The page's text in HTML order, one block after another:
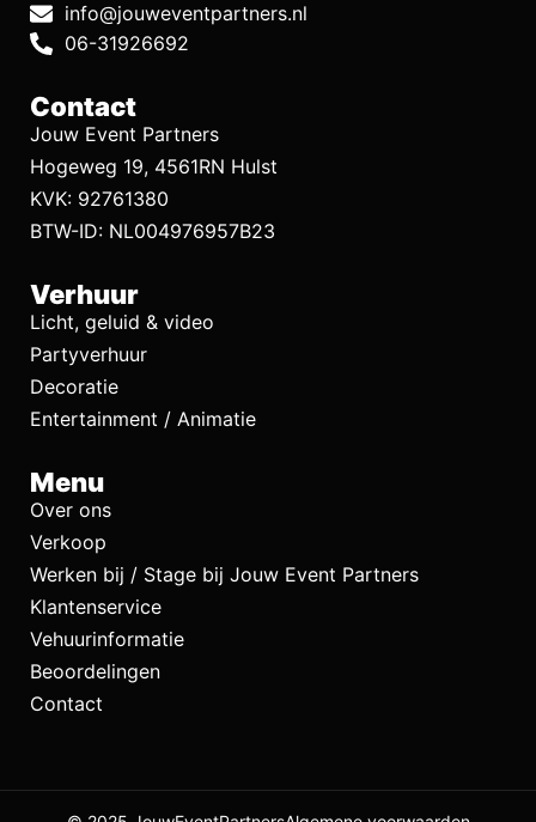
info@jouweventpartners.nl
06-31926692
Contact
Jouw Event Partners
Hogeweg 19, 4561RN Hulst
KVK: 92761380
BTW-ID: NL004976957B23
Verhuur
Licht, geluid & video
Partyverhuur
Decoratie
Entertainment / Animatie
Menu
Over ons
Verkoop
Werken bij / Stage bij Jouw Event Partners
Klantenservice
Vehuurinformatie
Beoordelingen
Contact